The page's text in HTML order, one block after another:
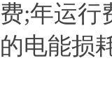
费;年运行
的电能损